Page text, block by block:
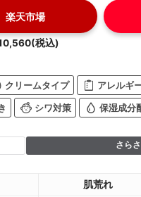
楽天市場
税込)
クリームタイプ アレルギ
シワ対策 保湿成分
さら
肌荒れ